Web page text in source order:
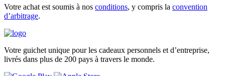
Votre achat est soumis à nos conditions, y compris la convention
d’arbitrage.
Votre guichet unique pour les cadeaux personnels et d’entreprise,
livrés dans plus de 200 pays à travers le monde.